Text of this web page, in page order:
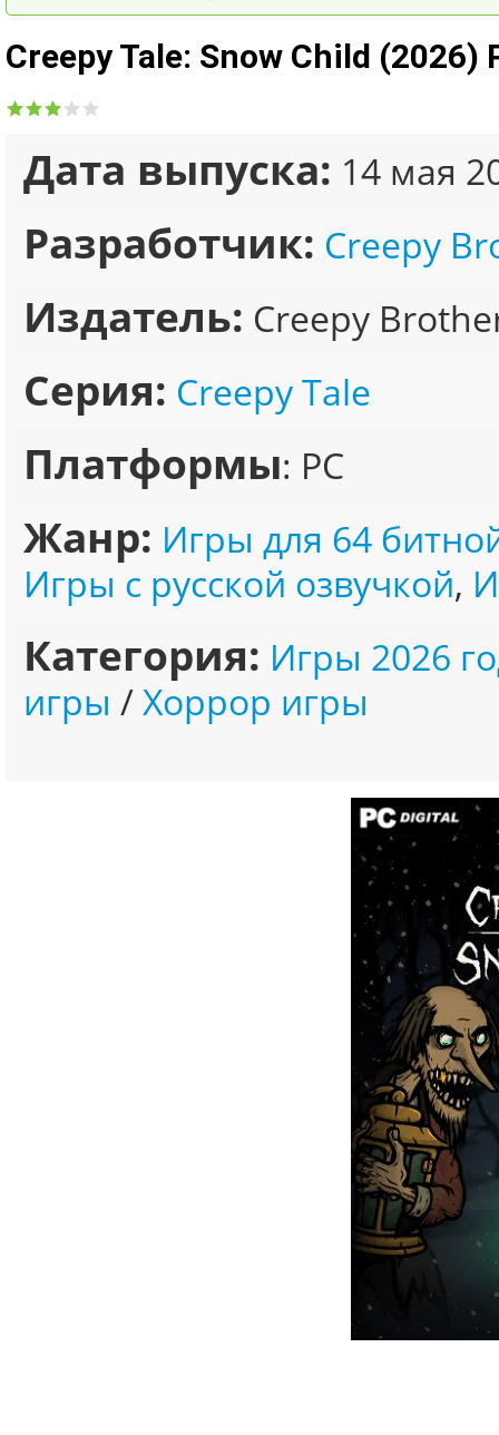
Creepy Tale: Snow Child (2026)
Дата выпуска: 14 мая
Разработчик: Creepy
Издатель: Creepy
Серия: Creepy Tale
Платформы: PC
Жанр: Игры для 64
Игры с русской озвучкой,
Категория: Игры 2026
игры /Хоррор игры